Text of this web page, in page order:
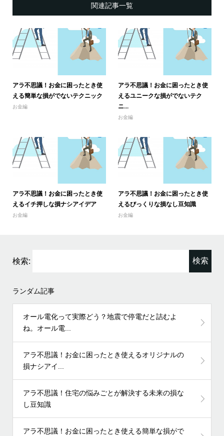
関連記事一覧
アラ不思議！お金に困ったとき使
える簡単な損がでないテクニック
お金編
アラ不思議！お金に困ったとき使
えるユニークな損がでないテク
ニ...
お金編
アラ不思議！お金に困ったとき使
えるイチ押しな損ナシアイデア
お金編
アラ不思議！お金に困ったとき使
えるびっくりな損なし豆知識
お金編
検索:
ランダム記事
オール電化って実際どう？地震で停電だと詰むよ
ね。オール電...
アラ不思議！お金に困ったとき使えるオリジナルの
損ナシアイ...
アラ不思議！住宅の悩みごとが解決する未来の損な
し豆知識
アラ不思議！お金に困ったとき使える簡単な損がで